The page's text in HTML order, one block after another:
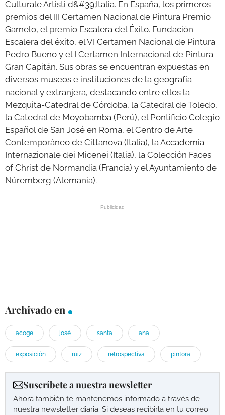
Culturale Artisti d&#39;Italia. En España, los primeros
premios del III Certamen Nacional de Pintura Premio
Garnelo, el premio Escalera del Éxito. Fundación
Escalera del éxito, el VI Certamen Nacional de Pintura
Pedro Bueno y el I Certamen Internacional de Pintura
Gran Capitán. Sus obras se encuentran expuestas en
diversos museos e instituciones de la geografía
nacional y extranjera, destacando entre ellos la
Mezquita-Catedral de Córdoba, la Catedral de Toledo,
la Catedral de Moyobamba (Perú), el Pontificio Colegio
Español de San José en Roma, el Centro de Arte
Contemporáneo de Cittanova (Italia), la Accademia
Internazionale dei Micenei (Italia), la Colección Faces
of Christ de Normandía (Francia) y el Ayuntamiento de
Núremberg (Alemania).
Archivado en
acoge josé santa ana
exposición ruiz retrospectiva pintora
Suscríbete a nuestra newsletter
Ahora también te mantenemos informado a través de
nuestra newsletter diaria. Si deseas recibirla en tu correo